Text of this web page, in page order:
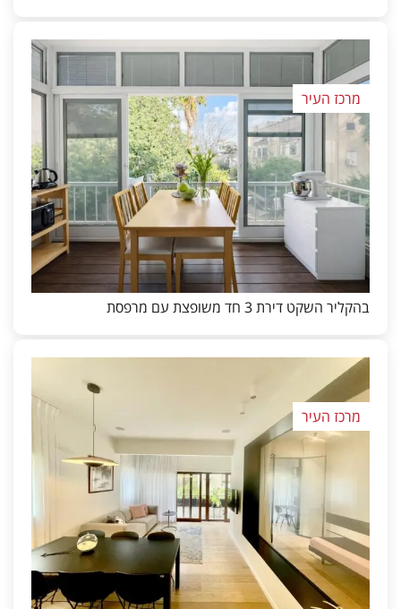
מרכז העיר
בהקליר השקט דירת 3 חד משופצת עם מרפסת
מרכז העיר